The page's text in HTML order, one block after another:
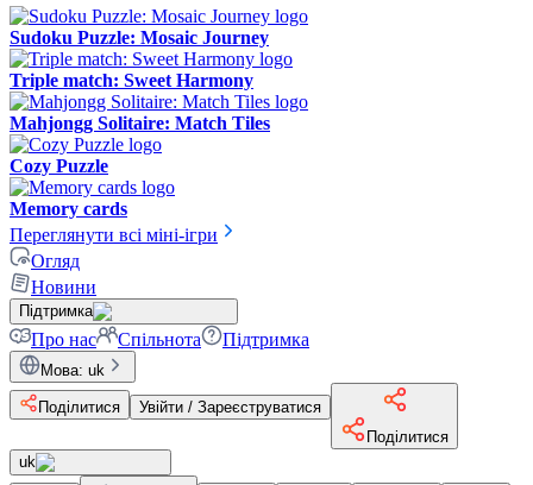
Sudoku Puzzle: Mosaic Journey
Triple match: Sweet Harmony
Mahjongg Solitaire: Match Tiles
Cozy Puzzle
Memory cards
Переглянути всі міні-ігри
Огляд
Новини
Підтримка
Про нас Спільнота Підтримка
Мова: uk
Поділитися
Увійти / Зареєструватися
Поділитися
uk